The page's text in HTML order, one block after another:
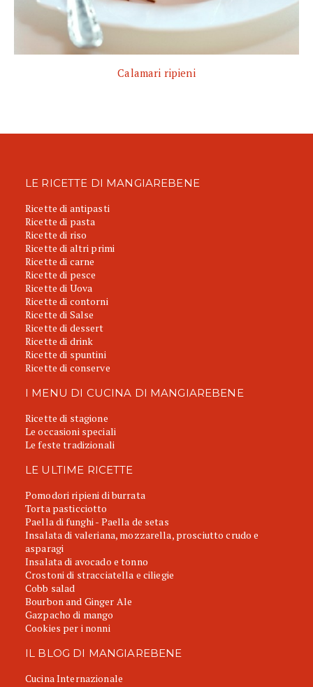
Calamari ripieni
LE RICETTE DI MANGIAREBENE
Ricette di antipasti
Ricette di pasta
Ricette di riso
Ricette di altri primi
Ricette di carne
Ricette di pesce
Ricette di Uova
Ricette di contorni
Ricette di Salse
Ricette di dessert
Ricette di drink
Ricette di spuntini
Ricette di conserve
I MENU DI CUCINA DI MANGIAREBENE
Ricette di stagione
Le occasioni speciali
Le feste tradizionali
LE ULTIME RICETTE
Pomodori ripieni di burrata
Torta pasticciotto
Paella di funghi - Paella de setas
Insalata di valeriana, mozzarella, prosciutto crudo e
asparagi
Insalata di avocado e tonno
Crostoni di stracciatella e ciliegie
Cobb salad
Bourbon and Ginger Ale
Gazpacho di mango
Cookies per i nonni
IL BLOG DI MANGIAREBENE
Cucina Internazionale